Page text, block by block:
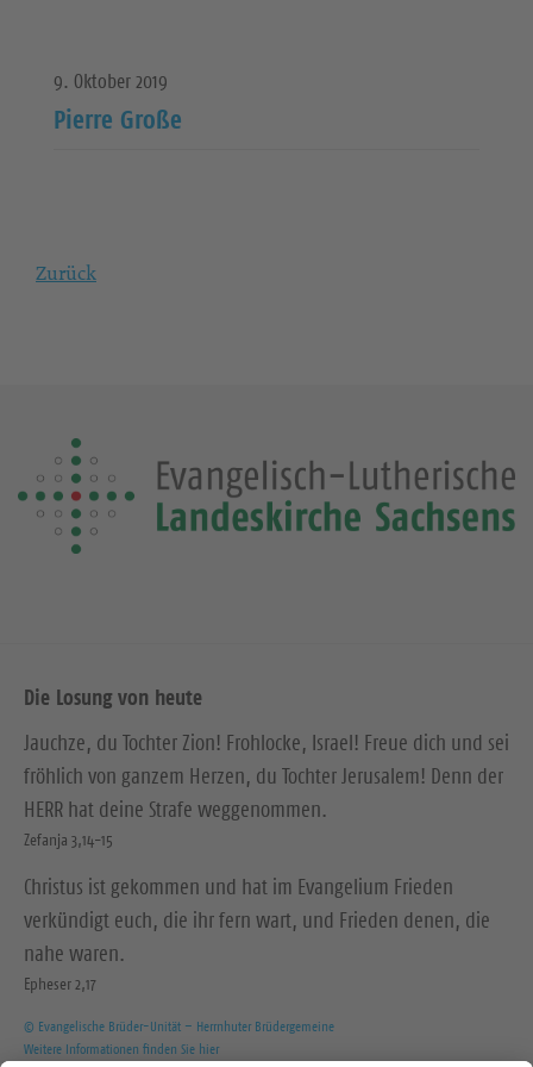
9. Oktober 2019
Pierre Große
Zurück
Die Losung von heute
Jauchze, du Tochter Zion! Frohlocke, Israel! Freue dich und sei
fröhlich von ganzem Herzen, du Tochter Jerusalem! Denn der
HERR hat deine Strafe weggenommen.
Zefanja 3,14-15
Christus ist gekommen und hat im Evangelium Frieden
verkündigt euch, die ihr fern wart, und Frieden denen, die
nahe waren.
Epheser 2,17
© Evangelische Brüder-Unität – Herrnhuter Brüdergemeine
Weitere Informationen finden Sie hier